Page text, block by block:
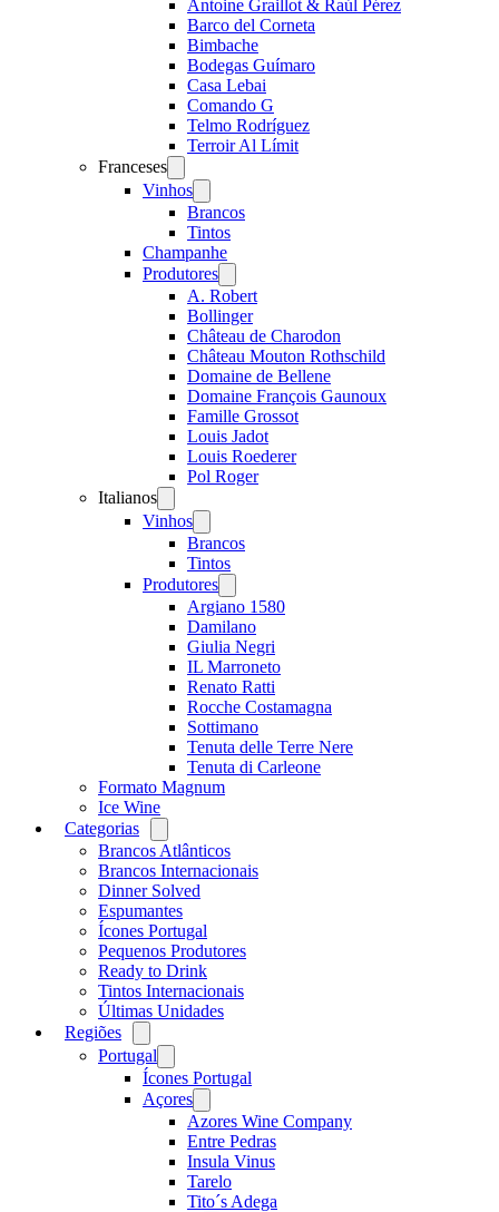
Antoine Graillot & Raúl Pérez
Barco del Corneta
Bimbache
Bodegas Guímaro
Casa Lebai
Comando G
Telmo Rodríguez
Terroir Al Límit
Franceses
menu
Vinhos
menu
Brancos
Tintos
Champanhe
Produtores
menu
A. Robert
Bollinger
Château de Charodon
Château Mouton Rothschild
Domaine de Bellene
Domaine François Gaunoux
Famille Grossot
Louis Jadot
Louis Roederer
Pol Roger
Italianos
menu
Vinhos
menu
Brancos
Tintos
Produtores
menu
Argiano 1580
Damilano
Giulia Negri
IL Marroneto
Renato Ratti
Rocche Costamagna
Sottimano
Tenuta delle Terre Nere
Tenuta di Carleone
Formato Magnum
Ice Wine
Categorias
menu
Brancos Atlânticos
Brancos Internacionais
Dinner Solved
Espumantes
Ícones Portugal
Pequenos Produtores
Ready to Drink
Tintos Internacionais
Últimas Unidades
Regiões
menu
Portugal
menu
Ícones Portugal
Açores
menu
Azores Wine Company
Entre Pedras
Insula Vinus
Tarelo
Tito´s Adega